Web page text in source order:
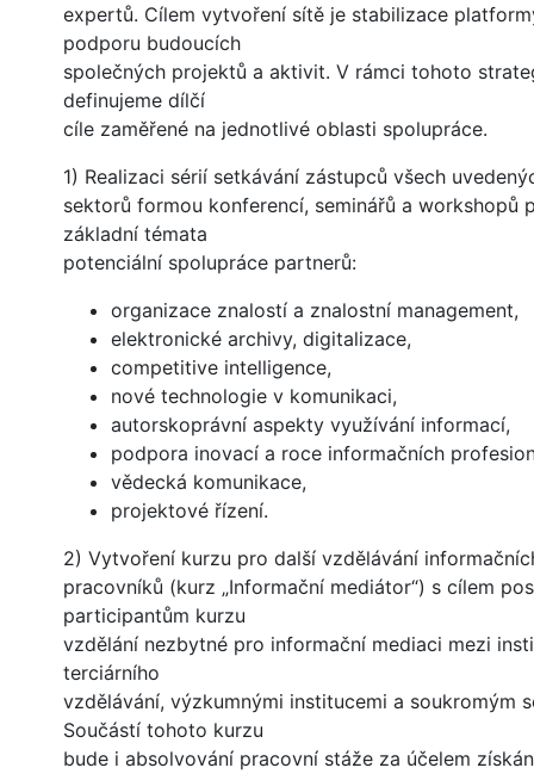
expertů. Cílem vytvoření sítě je stabilizace
podporu budoucích
společných projektů a aktivit. V rámci tohoto
definujeme dílčí
cíle zaměřené na jednotlivé oblasti spolupráce.
1) Realizaci sérií setkávání zástupců všech
sektorů formou konferencí, seminářů a workshopů
základní témata
potenciální spolupráce partnerů:
organizace znalostí a znalostní management,
elektronické archivy, digitalizace,
competitive intelligence,
nové technologie v komunikaci,
autorskoprávní aspekty využívání informací,
podpora inovací a roce informačních
vědecká komunikace,
projektové řízení.
2) Vytvoření kurzu pro další vzdělávání
pracovníků (kurz „Informační mediátor“) s cílem
participantům kurzu
vzdělání nezbytné pro informační mediaci mezi
terciárního
vzdělávání, výzkumnými institucemi a soukromým
Součástí tohoto kurzu
bude i absolvování pracovní stáže za účelem